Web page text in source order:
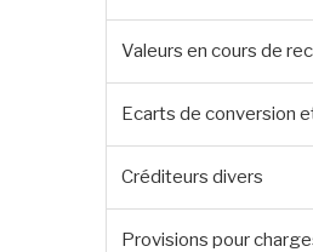
Valeurs en cours de
Ecarts de conversion
Créditeurs divers
Provisions pour